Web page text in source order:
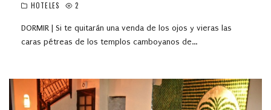
HOTELES 2
DORMIR | Si te quitarán una venda de los ojos y vieras las
caras pétreas de los templos camboyanos de...